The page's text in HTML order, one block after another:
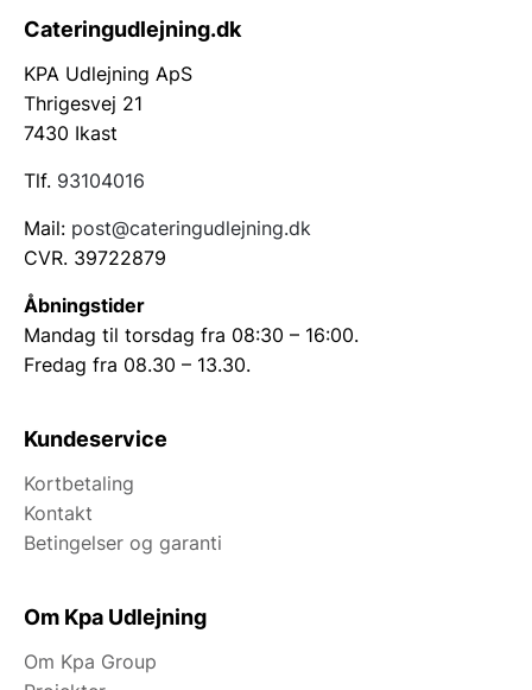
Cateringudlejning.dk
KPA Udlejning ApS
Thrigesvej 21
7430 Ikast
Tlf. 93104016
Mail: post@cateringudlejning.dk
CVR. 39722879
Åbningstider
Mandag til torsdag fra 08:30 – 16:00.
Fredag fra 08.30 – 13.30.
Kundeservice
Kortbetaling
Kontakt
Betingelser og garanti
Om Kpa Udlejning
Om Kpa Group